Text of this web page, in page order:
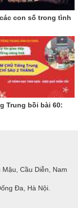
con số trong tình
Trung bồi bài 60:
Cầu Diễn, Nam
Đa, Hà Nội.